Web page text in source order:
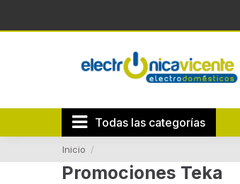
Todas las categorías
Inicio
Promociones Teka